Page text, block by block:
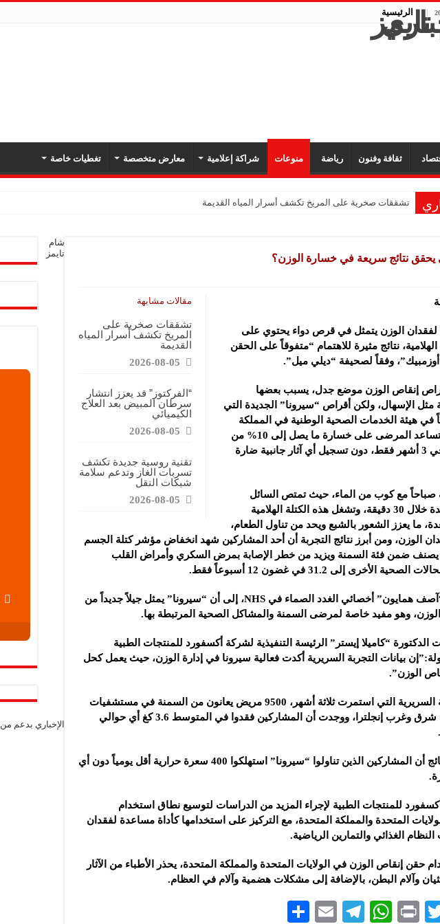
الرئيسية
ثقافة وفنون رياضة منوعات شراكة إعلامية معارض متخصصة تغطيات خاصة
تشققات صخرية على المريخ تكشف أسرار المياه القديمة
يحقق نتائج سريعة في خسارة الوزن؟
مقالات مشابهة
تشققات صخرية على
المريخ تكشف أسرار المياه
القديمة
2026-08-05
“الفركتوز” قد يعزز انتشار
سرطان المبيض بعد العلاج
الكيميائي
2026-08-05
تقنية روسية جديدة تكشف
تسربات الغاز وتدعم سلامة
شبكات النقل
2026-08-05
الوزن يتمثل في قرص دواء يحتوي على
نتائج مثيرة للاهتمام “متفوقاً على الحقن
وفقاً لصحيفة “ديلي ميل”.
إنقاص الوزن موضع جدل، يسبب بعضها
الإسهال، ولكن أقراص “سيرونا” الجديدة التي
في هيئة الخدمات الصحية الوطنية في المملكة
المتحدة NHS، تساعد المرضى على خسارة ما يصل إلى 10% من
وزن أجسامهم في 3 أشهر فقط، دون تسجيل أي آثار جانبية ضارة
صباحاً مع كوب من الماء، حيث تمتص السائل
وتتمدد في المعدة خلال 30 دقيقة، وتشغل هذه الكتلة الهلامية
ما يعزز الشعور بالشبع ويحد من تناول الطعام،
الوزن، ومن أبرز نتائج التجربة أن أحد المشاركين شهد انخفاض مؤشر كتلة الجسم
مؤشر يصنف ضمن فئة السمنة ويزيد من خطر الإصابة بمرض السكري وأمراض القلب
الأخرى إلى 31.2 في غضون 12 أسبوعاً فقط.
وأشار الدكتور “آصف همايون” أخصائي الغدد الصماء في NHS، إلى أن “سيرونا” يمثل جيلاً جديداً من
وهو مفيد خاصة لمرضى السمنة والمشاكل الصحية المرتبطة بها.
الدكتورة “كاميلا إيستر” الرئيسة التنفيذية لشركة أكسفورد للمنتجات الطبية
بيانات التجربة السريرية أكدت فعالية سيرونا في إدارة الوزن، حيث يعمل كحل
الوزن”.
وشملت التجربة السريرية التي استمرت ثلاثة أشهر، 9500 مريض يعانون من السمنة في مستشفيات
NHS في جنوب شرق وغرب إنجلترا، ووجدت أن المشاركين فقدوا في المتوسط 3.6 كغ أي حوالي
كما أظهرت النتائج أن المشاركين الذين تناولوا “سيرونا” استهلكوا 400 سعرة حرارية أقل يومياً دون أي
للمنتجات الطبية لإجراء المزيد من الدراسات لتوسيع نطاق استخدام
المتحدة والمملكة المتحدة، مع التركيز على استخدامها كأداة مساعدة لفقدان
الغذائي والتمارين الرياضية.
حقن إنقاص الوزن في الولايات المتحدة والمملكة المتحدة، يحذر الأطباء من الآثار
وآلام البطن، بالإضافة إلى مشكلات هضمية وآلام في العظام.
T
P
W
Te
E
شام
تايمز
الإخباري بدعم من